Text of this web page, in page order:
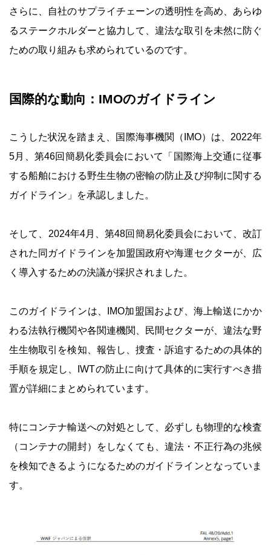
さらに、自社のサプライチェーンの透明性を高め、あらゆ
るステークホルダーと協力して、違法な取引を未然に防ぐ
ための取り組みも求められているのです。
国際的な動向：IMOのガイドライン
こうした状況を踏まえ、国際海事機関（IMO）は、2022年
5月、第46回簡易化委員会において「国際海上交通に従事
する船舶における野生生物の密輸の防止及び抑制に関する
ガイドライン」を承認しました。
そして、2024年4月、第48回簡易化委員会において、改訂
された同ガイドラインを加盟国政府や海運セクターが、広
く導入するための決議が採択されました。
このガイドラインは、IMO加盟国および、海上輸送にかか
わる法執行機関や各関連機関、民間セクターが、違法な野
生生物取引を検知、報告し、捜査・訴追するための具体的
手順を規定し、IWTの防止に向けて具体的に実行すべき措
置が詳細にまとめられています。
特にコンテナ輸送への対処として、必ずしも物理的な検査
（コンテナの開封）をしなくても、違法・不正行為の兆候
を検知できるようになるためのガイドラインとなっていま
す。